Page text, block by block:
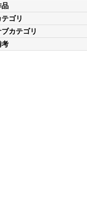
品
テゴリ
カテゴリ
考